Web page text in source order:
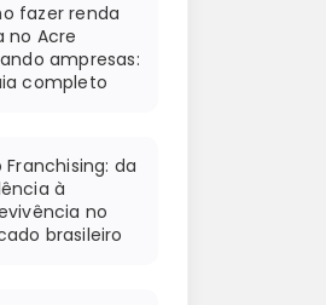
fazer renda
no Acre
ampresas:
completo
Franchising: da
à
no
brasileiro